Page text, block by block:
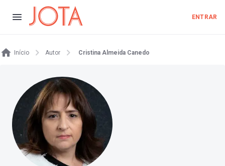
ENTRAR
Início Autor Cristina Almeida Canedo